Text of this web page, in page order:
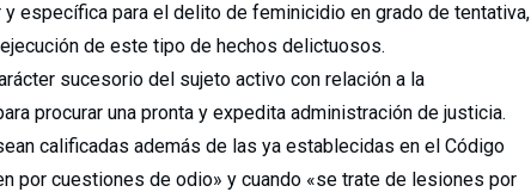
y específica para el delito de feminicidio en grado de tentativa,
de este tipo de hechos delictuosos.
sucesorio del sujeto activo con relación a la
procurar una pronta y expedita administración de justicia.
calificadas además de las ya establecidas en el Código
por cuestiones de odio» y cuando «se trate de lesiones por